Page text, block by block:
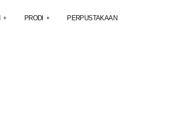
PERPUSTAKAAN
PRODI +
+